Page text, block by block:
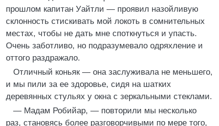
прошлом капитан Уайтли — проявил назойливую
склонность стискивать мой локоть в сомнительных
местах, чтобы не дать мне споткнуться и упасть.
Очень заботливо, но подразумевало одряхление и
оттого раздражало.
Отличный коньяк — она заслуживала не меньшего,
и мы пили за ее здоровье, сидя на шатких
деревянных стульях у окна с зеркальными стеклами.
— Мадам Робийар, — повторили мы несколько
раз, становясь более разговорчивыми по мере того,